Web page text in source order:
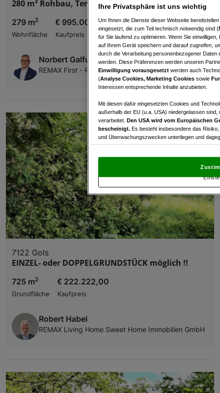
280 m² Rohbau, Terrasse und 10 Stellplätzen!
279 m2
Wohnfläche
€ 995.000,00
Kaufpreis
Norbert Galfusz
REMAX First - REM Immobilienmakler GmbH & Co KG
7122 Gols
EINZEL- oder DOPPELGRUNDSTÜCK möglich !!
725 m2
Grundfläche
€ 222.222,00
Kaufpreis
Robert Habel
REMAX Living Home Sweet Home Immobilien GmbH
Ihre Privatsphäre ist uns wichtig
Um Ihnen die Dienste dieser Webseite
eingesetzt, die zum Teil technisch notwendig sind (
für Sie laufend zu optimieren. Wenn Sie
auf Ihrem Gerät speichern und darauf zugreifen,
durch die Verarbeitung personenbezogener
werden. Diese Präferenzen werden unseren
Einwilligung vorausgesetzt werden auch
(Analyse Cookies, Marketing Cookies sowie
Interessen entsprechende Inhalte anzubieten.
Mit diesen dafür eingesetzten Cookies und
außerhalb der EU (u.a. USA) niedergelassen
verarbeitet. Den USA wird vom Europäischen
bescheinigt. Es besteht insbesondere das
und Überwachungszwecken unterliegen und
und Widerspruch gegen die Verarbeitung auf der
„Cookie Einstellungen“, die sich auf jeder Seite
Wir und unsere Partner verarbeiten
Verwendung genauer Standortdaten.
Zugriff auf Informationen auf einem Endgerät.
und der Performance von Inhalten,